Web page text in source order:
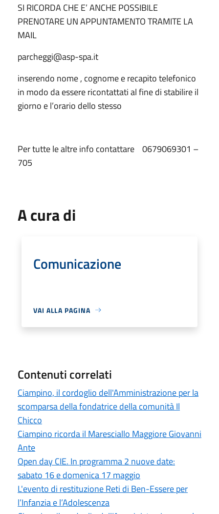
SI RICORDA CHE E’ ANCHE POSSIBILE
PRENOTARE UN APPUNTAMENTO TRAMITE LA
MAIL
parcheggi@asp-spa.it
inserendo nome , cognome e recapito telefonico
in modo da essere ricontattati al fine di stabilire il
giorno e l’orario dello stesso
Per tutte le altre info contattare 0679069301 –
705
A cura di
Comunicazione
VAI ALLA PAGINA
Contenuti correlati
Ciampino, il cordoglio dell'Amministrazione per la
scomparsa della fondatrice della comunità Il
Chicco
Ciampino ricorda il Maresciallo Maggiore Giovanni
Ante
Open day CIE. In programma 2 nuove date:
sabato 16 e domenica 17 maggio
L'evento di restituzione Reti di Ben-Essere per
l’Infanzia e l’Adolescenza